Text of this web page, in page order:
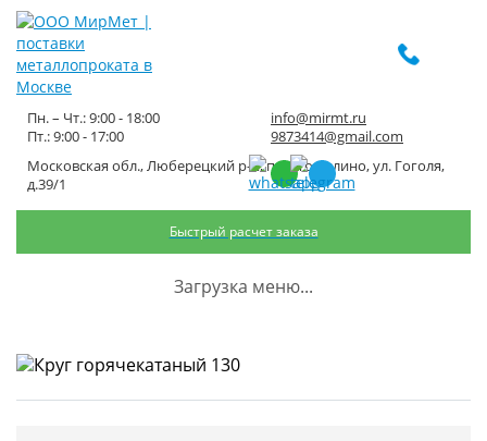
Московская обл., Люберецкий р-н, пос. Томилино, ул. Гоголя,
д.39/1
Пн. – Чт.: 9:00 - 18:00
Пт.: 9:00 - 17:00
info@mirmt.ru
9873414@gmail.com
Быстрый расчет заказа
Загрузка меню...
Круг горячекатаный 130
Каталог металлопроката Черный металлопрокат